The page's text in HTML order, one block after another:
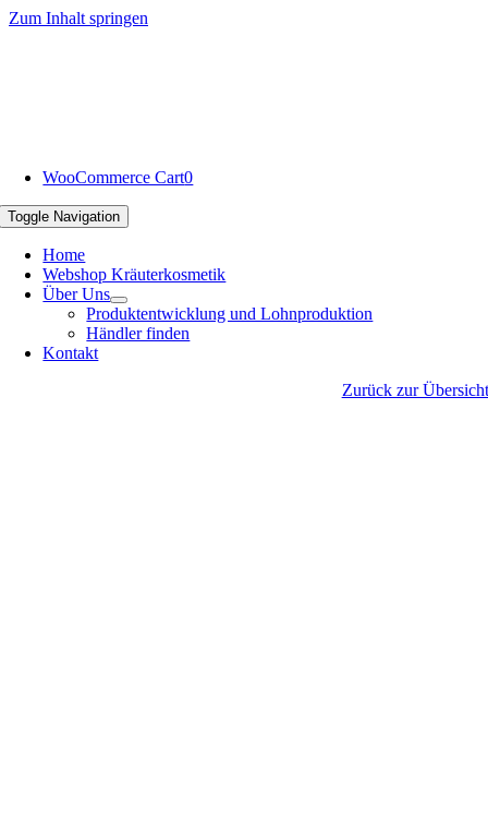
Zum Inhalt springen
WooCommerce Cart0
Toggle Navigation
Home
Webshop Kräuterkosmetik
Über Uns
Produktentwicklung und Lohnproduktion
Händler finden
Kontakt
Zurück zur Übersicht